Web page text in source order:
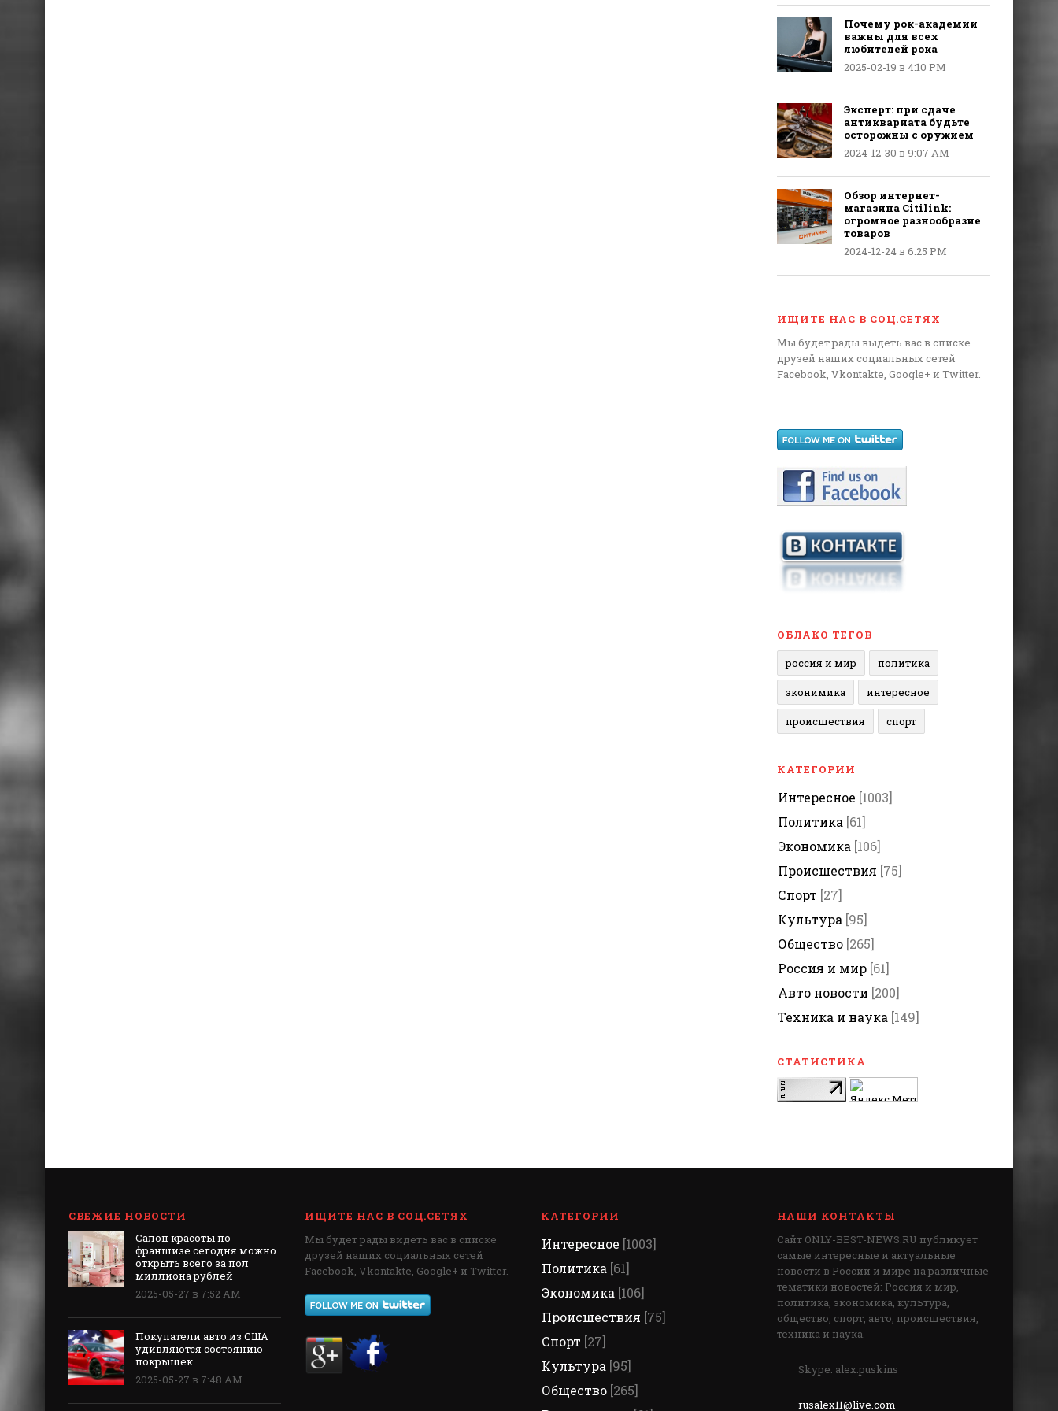
Почему рок-академии
важны для всех
любителей рока
2025-02-19 в 4:10 PM
Эксперт: при сдаче
антиквариата будьте
осторожны с оружием
2024-12-30 в 9:07 AM
Обзор интернет-
магазина Citilink:
огромное разнообразие
товаров
2024-12-24 в 6:25 PM
ИЩИТЕ НАС В СОЦ.СЕТЯХ
Мы будет рады выдеть вас в списке
друзей наших социальных сетей
Facebook, Vkontakte, Google+ и Twitter.
ОБЛАКО ТЕГОВ
россия и мир
политика
эконимика интересное
происшествия спорт
КАТЕГОРИИ
Интересное [1003]
Политика [61]
Экономика [106]
Происшествия [75]
Спорт [27]
Культура [95]
Общество [265]
Россия и мир [61]
Авто новости [200]
Техника и наука [149]
СТАТИСТИКА
СВЕЖИЕ НОВОСТИ
Салон красоты по
франшизе сегодня можно
открыть всего за пол
миллиона рублей
2025-05-27 в 7:52 AM
Покупатели авто из США
удивляются состоянию
покрышек
2025-05-27 в 7:48 AM
ИЩИТЕ НАС В СОЦ.СЕТЯХ
Мы будет рады видеть вас в списке
друзей наших социальных сетей
Facebook, Vkontakte, Google+ и Twitter.
КАТЕГОРИИ
Интересное [1003]
Политика [61]
Экономика [106]
Происшествия [75]
Спорт [27]
Культура [95]
Общество [265]
НАШИ КОНТАКТЫ
Сайт ONLY-BEST-NEWS.RU публикует
самые интересные и актуальные
новости в России и мире на различные
тематики новостей: Россия и мир,
политика, экономика, культура,
общество, спорт, авто, происшествия,
техника и наука.
Skype: alex.puskins
rusalex11@live.com